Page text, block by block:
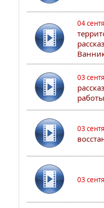
04
03
03
03